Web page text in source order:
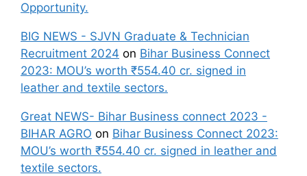
Opportunity.
BIG NEWS - SJVN Graduate & Technician
Recruitment 2024 on Bihar Business Connect
2023: MOU’s worth ₹554.40 cr. signed in
leather and textile sectors.
Great NEWS- Bihar Business connect 2023 -
BIHAR AGRO on Bihar Business Connect 2023:
MOU’s worth ₹554.40 cr. signed in leather and
textile sectors.